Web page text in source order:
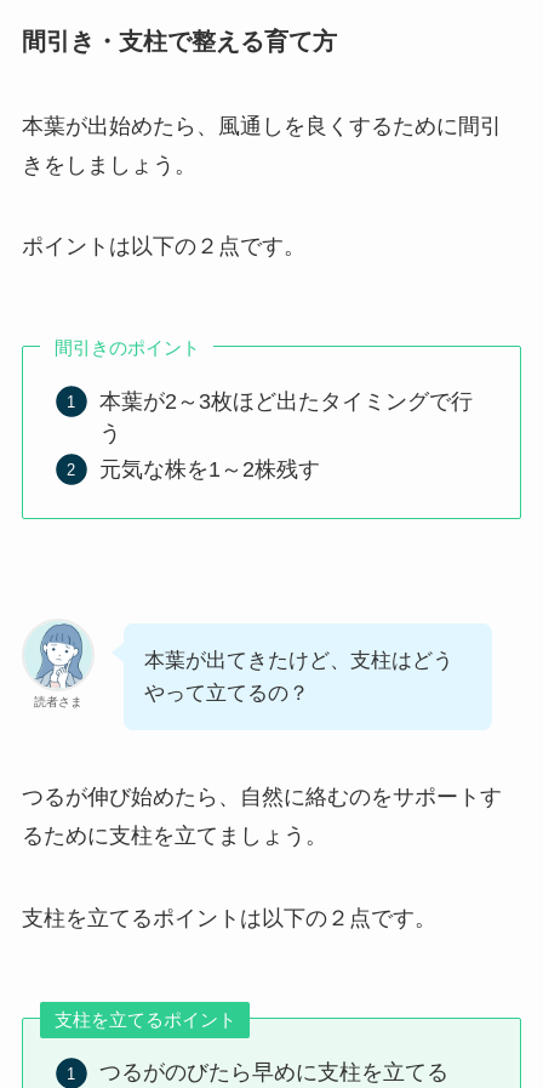
間引き・支柱で整える育て方
本葉が出始めたら、風通しを良くするために間引
きをしましょう。
ポイントは以下の２点です。
間引きのポイント
本葉が2～3枚ほど出たタイミングで行
う
元気な株を1～2株残す
読者さま
本葉が出てきたけど、支柱はどう
やって立てるの？
つるが伸び始めたら、自然に絡むのをサポートす
るために支柱を立てましょう。
支柱を立てるポイントは以下の２点です。
支柱を立てるポイント
つるがのびたら早めに支柱を立てる